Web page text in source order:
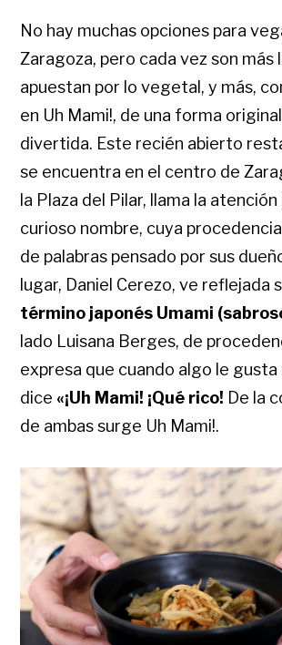
No hay muchas opciones para
Zaragoza, pero cada vez son más
apuestan por lo vegetal, y más,
en Uh Mami!, de una forma
divertida. Este recién abierto
se encuentra en el centro de
la Plaza del Pilar, llama la
curioso nombre, cuya
de palabras pensado por sus
lugar, Daniel Cerezo, ve reflejada
término japonés Umami
lado Luisana Berges, de
expresa que cuando algo le
dice «¡Uh Mami! ¡Qué rico! De la
de ambas surge Uh Mami!.